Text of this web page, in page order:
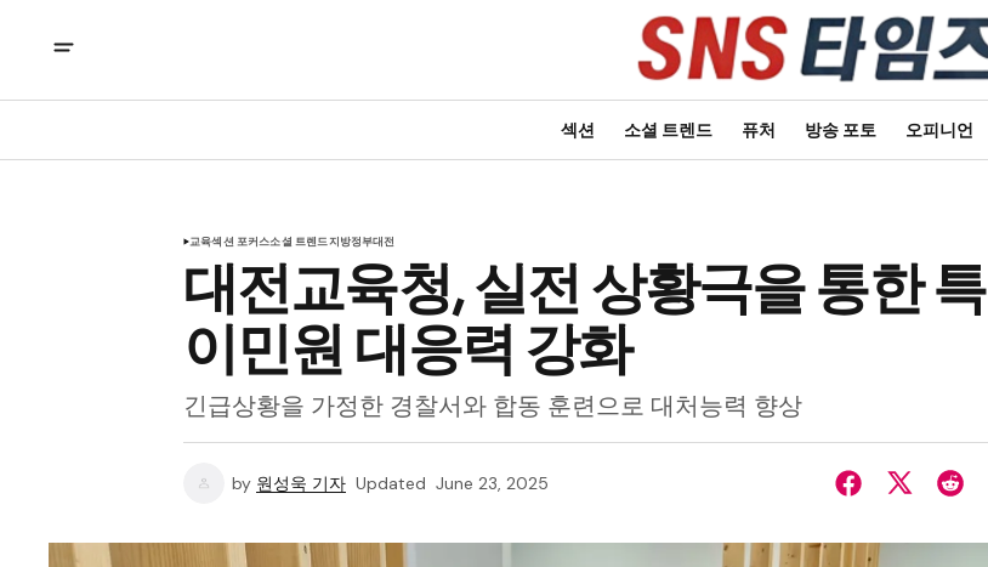
섹션 소셜 트렌드 퓨처 방송 포토 오피니언
교육섹션 포커스소셜 트렌드지방정부대전
대전교육청, 실전 상황극을 통한 특
이민원 대응력 강화
긴급상황을 가정한 경찰서와 합동 훈련으로 대처능력 향상
by 원성욱 기자 Updated June 23, 2025